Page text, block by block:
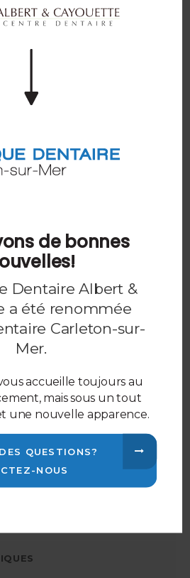
dentaires
PLUS
aux besoins des enfants
Mer et des environs.
PLUS
Services
de bonnes
Dentaire Albert &
a été renommée
Carleton-sur-
Mer.
accueille toujours au
mais sous un tout
une nouvelle apparence.
QUESTIONS?
NOUS